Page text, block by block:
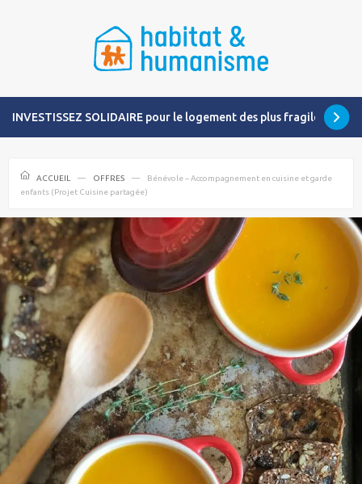
INVESTISSEZ SOLIDAIRE pour le logement des plus fragiles
ACCUEIL OFFRES
Bénévole – Accompagnement en cuisine et garde
enfants (Projet Cuisine partagée)